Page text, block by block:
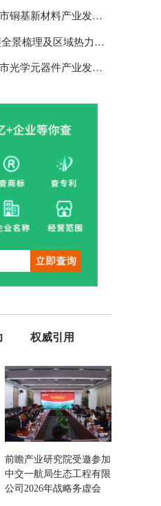
业发展现状与投资机会前瞻
梳理及区域热力地图
业发展现状与投资机会前瞻
权威引用
前瞻产业研究院受邀参加
中交一航局生态工程有限
公司2026年战略务虚会